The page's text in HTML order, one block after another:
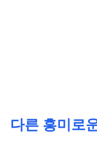
다른 흥미로